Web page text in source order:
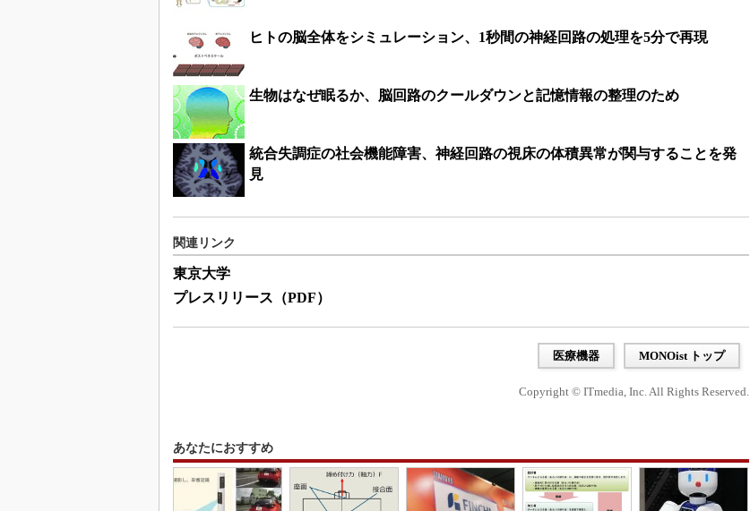
ヒトの脳全体をシミュレーション、1秒間の神経回路の処理を5分で再現
生物はなぜ眠るか、脳回路のクールダウンと記憶情報の整理のため
統合失調症の社会機能障害、神経回路の視床の体積異常が関与することを発
見
関連リンク
東京大学
プレスリリース（PDF）
医療機器 MONOist トップ
Copyright © ITmedia, Inc. All Rights Reserved.
あなたにおすすめ